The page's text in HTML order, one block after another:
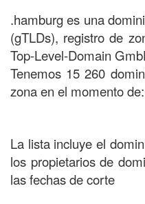
.hamburg es una
(gTLDs), registro de
Top-Level-Domain
Tenemos 15 260
zona en el momento
La lista incluye el
los propietarios de
las fechas de corte